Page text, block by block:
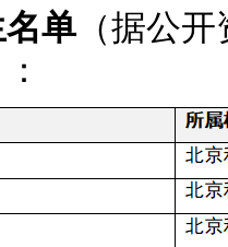
单 （据公